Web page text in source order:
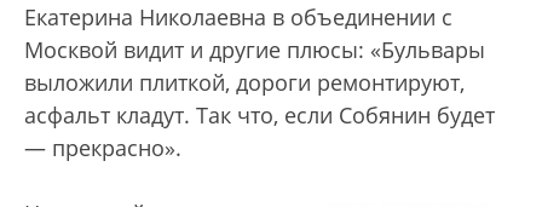
Екатерина Николаевна в объединении с
Москвой видит и другие плюсы: «Бульвары
выложили плиткой, дороги ремонтируют,
асфальт кладут. Так что, если Собянин будет
— прекрасно».